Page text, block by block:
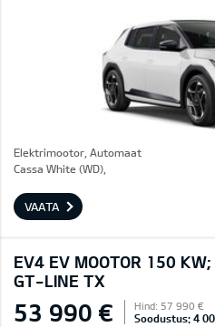
Elektrimootor, Automaat
Cassa White (WD),
VAATA
EV4 EV MOOTOR 150
GT-LINE TX
53 990 € Hind: 57 990 €
Soodustus: 4